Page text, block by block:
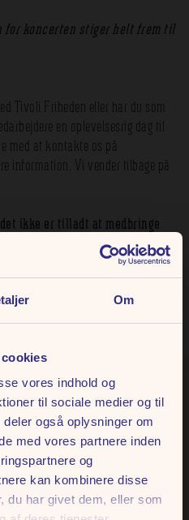
Om
vores indhold og
til sociale medier og til
også oplysninger om
med vores partnere inden
og
kan kombinere disse
du har givet dem, eller som
for koncerten stiger helt frem til
Tivoli Friheden eller har du som
en oplevelsesrig dag til
med at kontakte os på
information. Vi vender tilbage på
ikke er tilladt at medbringe
Gæster under 14 år må kun
ifølge med en voksen.
cirka 75 minutter, men der
og sluttid.
inden koncerten starter,
om vores udvalg, og book dit